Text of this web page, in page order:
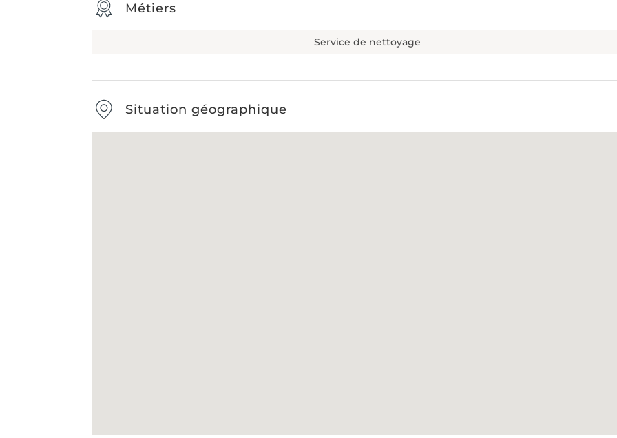
Métiers
Service de nettoyage
Situation géographique